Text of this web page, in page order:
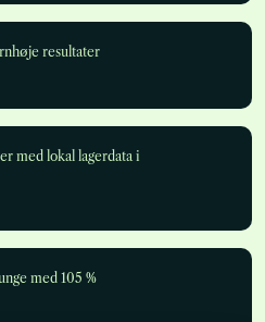
resultater
med lokal lagerdata i
med 105 %